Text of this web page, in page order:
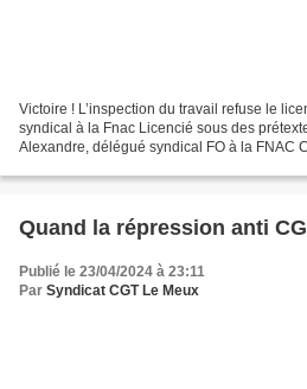
Victoire ! L’inspection du travail refuse le
syndical à la Fnac Licencié sous des
Alexandre, délégué syndical FO à la FNAC
Quand la répression anti
Publié le 23/04/2024 à 23:11
Par Syndicat CGT Le Meux